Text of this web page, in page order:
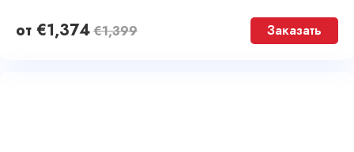
от €1,374€1,399 Заказать